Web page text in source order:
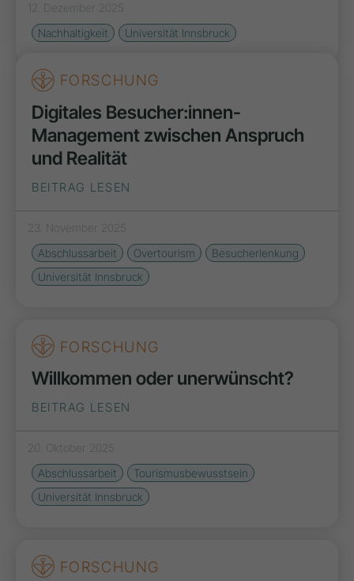
12. Dezember 2025
Nachhaltigkeit
Universität Innsbruck
FORSCHUNG
Digitales Besucher:innen-
Management zwischen Anspruch
und Realität
BEITRAG LESEN
23. November 2025
Abschlussarbeit
Overtourism
Besucherlenkung
Universität Innsbruck
FORSCHUNG
Willkommen oder unerwünscht?
BEITRAG LESEN
20. Oktober 2025
Abschlussarbeit
Tourismusbewusstsein
Universität Innsbruck
FORSCHUNG